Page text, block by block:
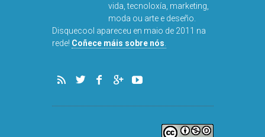
vida, tecnoloxía, marketing,
moda ou arte e deseño.
Disquecool apareceu en maio de 2011 na
rede! Coñece máis sobre nós